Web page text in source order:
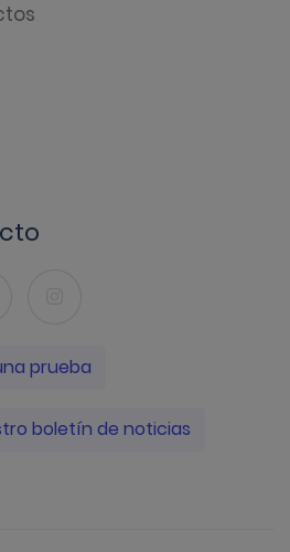
prueba
boletín de noticias